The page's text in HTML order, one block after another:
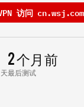
访问
2 个月前
最后测试